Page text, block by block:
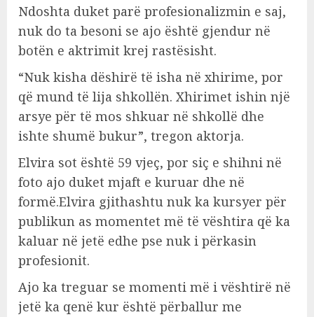
Ndoshta duket parë profesionalizmin e saj,
nuk do ta besoni se ajo është gjendur në
botën e aktrimit krej rastësisht.
“Nuk kisha dëshirë të isha në xhirime, por
që mund të lija shkollën. Xhirimet ishin një
arsye për të mos shkuar në shkollë dhe
ishte shumë bukur”, tregon aktorja.
Elvira sot është 59 vjeç, por siç e shihni në
foto ajo duket mjaft e kuruar dhe në
formë.Elvira gjithashtu nuk ka kursyer për
publikun as momentet më të vështira që ka
kaluar në jetë edhe pse nuk i përkasin
profesionit.
Ajo ka treguar se momenti më i vështirë në
jetë ka qenë kur është përballur me